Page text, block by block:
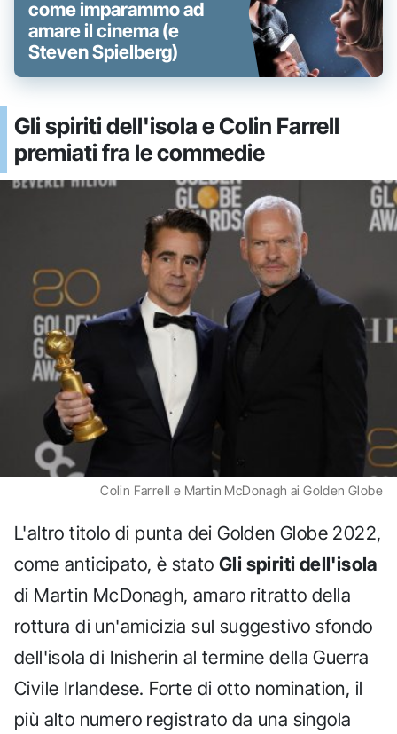
come imparammo ad
amare il cinema (e
Steven Spielberg)
Gli spiriti dell'isola e Colin Farrell
premiati fra le commedie
Colin Farrell e Martin McDonagh ai Golden Globe
L'altro titolo di punta dei Golden Globe 2022,
come anticipato, è stato Gli spiriti dell'isola
di Martin McDonagh, amaro ritratto della
rottura di un'amicizia sul suggestivo sfondo
dell'isola di Inisherin al termine della Guerra
Civile Irlandese. Forte di otto nomination, il
più alto numero registrato da una singola